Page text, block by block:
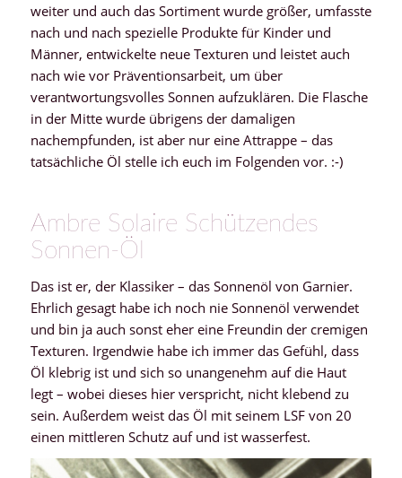
weiter und auch das Sortiment wurde größer, umfasste
nach und nach spezielle Produkte für Kinder und
Männer, entwickelte neue Texturen und leistet auch
nach wie vor Präventionsarbeit, um über
verantwortungsvolles Sonnen aufzuklären. Die Flasche
in der Mitte wurde übrigens der damaligen
nachempfunden, ist aber nur eine Attrappe – das
tatsächliche Öl stelle ich euch im Folgenden vor. :-)
Ambre Solaire Schützendes
Sonnen-Öl
Das ist er, der Klassiker – das Sonnenöl von Garnier.
Ehrlich gesagt habe ich noch nie Sonnenöl verwendet
und bin ja auch sonst eher eine Freundin der cremigen
Texturen. Irgendwie habe ich immer das Gefühl, dass
Öl klebrig ist und sich so unangenehm auf die Haut
legt – wobei dieses hier verspricht, nicht klebend zu
sein. Außerdem weist das Öl mit seinem LSF von 20
einen mittleren Schutz auf und ist wasserfest.